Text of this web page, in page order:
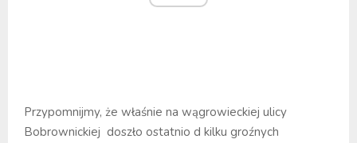
Przypomnijmy, że właśnie na wągrowieckiej ulicy
Bobrownickiej doszło ostatnio d kilku groźnych